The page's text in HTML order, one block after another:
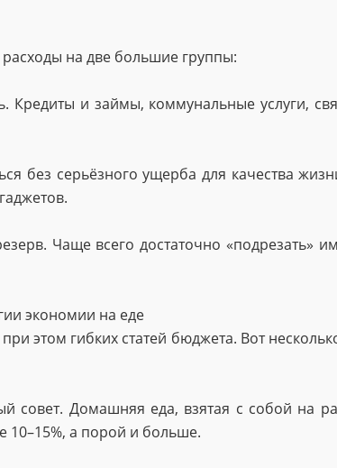
на две большие группы:
Кредиты и займы, коммунальные услуги,
без серьёзного ущерба для качества
Чаще всего достаточно «подрезать»
экономии на еде
этом гибких статей бюджета. Вот
совет. Домашняя еда, взятая с собой на
10–15%, а порой и больше.